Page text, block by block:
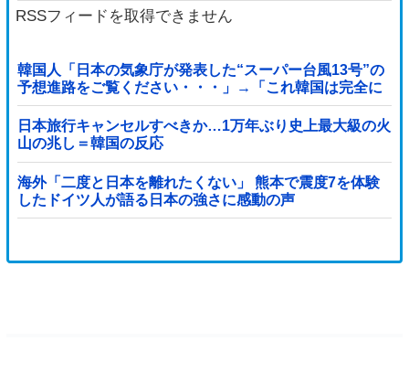
RSSフィードを取得できません
韓国人「日本の気象庁が発表した“スーパー台風13号”の
予想進路をご覧ください・・・」→「これ韓国は完全に
直撃なんだけど」「信じませんｗｗｗ」
日本旅行キャンセルすべきか…1万年ぶり史上最大級の火
山の兆し＝韓国の反応
海外「二度と日本を離れたくない」 熊本で震度7を体験
したドイツ人が語る日本の強さに感動の声